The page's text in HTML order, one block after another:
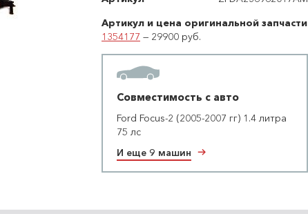
Артикул и цена оригинальной запчасти
1354177 — 29900 руб.
Совместимость с авто
Ford Focus-2 (2005-2007 гг) 1.4 литра
75 лс
И еще 9 машин